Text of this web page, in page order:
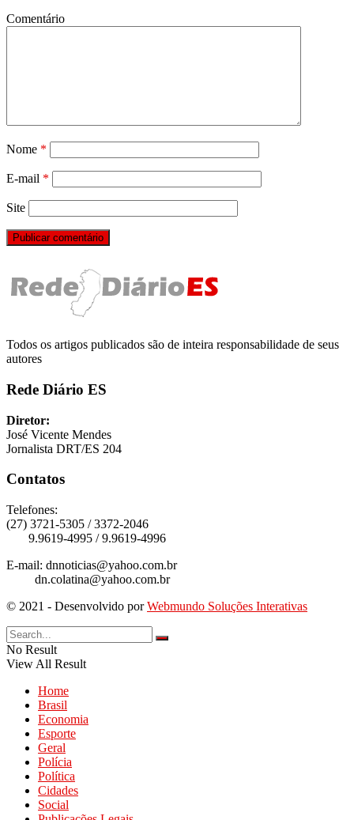
Comentário
Nome *
E-mail *
Site
Todos os artigos publicados são de inteira responsabilidade de seus
autores
Rede Diário ES
Diretor:
José Vicente Mendes
Jornalista DRT/ES 204
Contatos
Telefones:
(27) 3721-5305 / 3372-2046
9.9619-4995 / 9.9619-4996
E-mail: dnnoticias@yahoo.com.br
dn.colatina@yahoo.com.br
© 2021 - Desenvolvido porWebmundo Soluções Interativas
No Result
View All Result
Home
Brasil
Economia
Esporte
Geral
Polícia
Política
Cidades
Social